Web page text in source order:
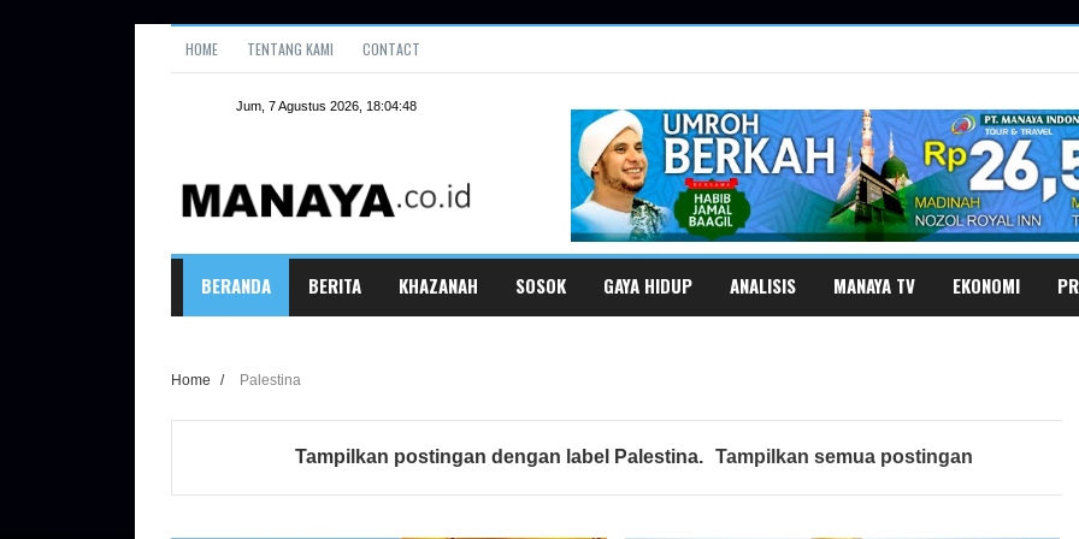
HOME TENTANG KAMI CONTACT
BERANDA BERITA KHAZANAH SOSOK GAYA HIDUP ANALISIS MANAYA TV EKONOMI
Home / Palestina
Tampilkan postingan dengan label Palestina. Tampilkan semua postingan